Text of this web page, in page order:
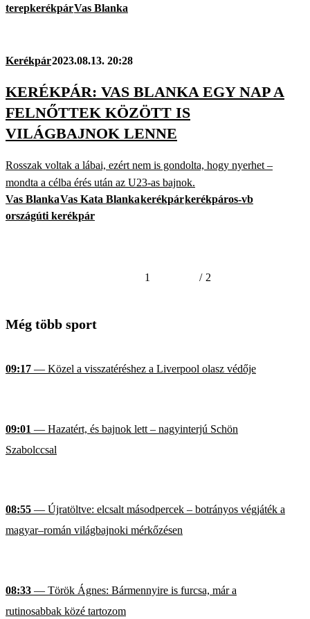
terepkerékpárVas Blanka
Kerékpár2023.08.13. 20:28
KERÉKPÁR: VAS BLANKA EGY NAP A
FELNŐTTEK KÖZÖTT IS
VILÁGBAJNOK LENNE
Rosszak voltak a lábai, ezért nem is gondolta, hogy nyerhet –
mondta a célba érés után az U23-as bajnok.
Vas BlankaVas Kata Blankakerékpárkerékpáros-vb
országúti kerékpár
1 / 2
Még több sport
09:17 — Közel a visszatéréshez a Liverpool olasz védője
09:01 — Hazatért, és bajnok lett – nagyinterjú Schön
Szabolccsal
08:55 — Újratöltve: elcsalt másodpercek – botrányos végjáték a
magyar–román világbajnoki mérkőzésen
08:33 — Török Ágnes: Bármennyire is furcsa, már a
rutinosabbak közé tartozom